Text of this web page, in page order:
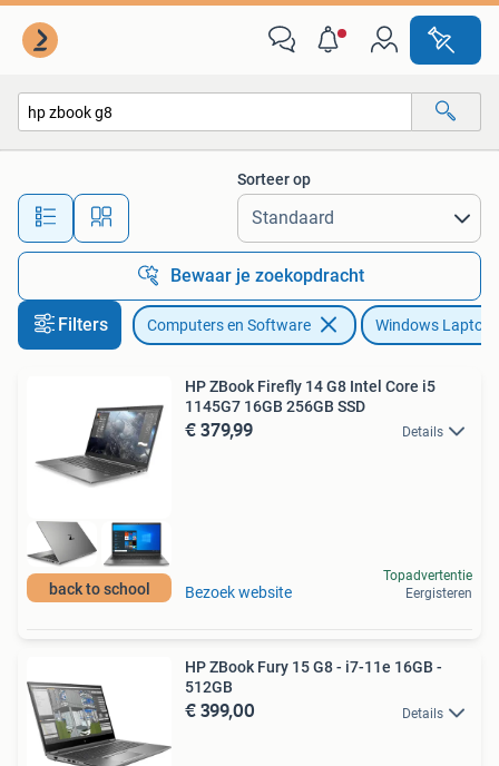
Alle afstanden…
Sorteer op
Bewaar je zoekopdracht
Filters Computers en Software Windows Laptops
back to school
HP ZBook Firefly 14 G8 Intel Core i5
1145G7 16GB 256GB SSD
€ 379,99 Details
Bezoek website
Topadvertentie
Eergisteren
HP ZBook Fury 15 G8 - i7-11e 16GB -
512GB
€ 399,00 Details